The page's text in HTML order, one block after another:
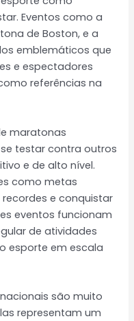
Eventos como a
de Boston, e a
emblemáticos que
e espectadores
referências na
maratonas
testar contra outros
e de alto nível.
como metas
e conquistar
eventos funcionam
de atividades
esporte em escala
são muito
representam um